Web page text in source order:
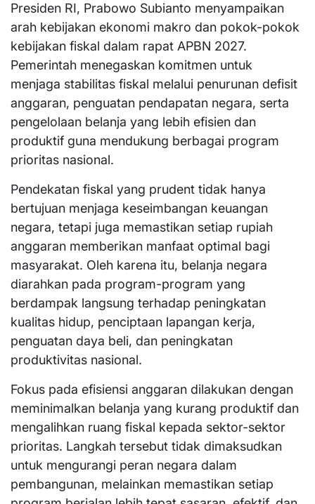
Presiden RI, Prabowo Subianto menyampaikan
arah kebijakan ekonomi makro dan pokok-pokok
kebijakan fiskal dalam rapat APBN 2027.
Pemerintah menegaskan komitmen untuk
menjaga stabilitas fiskal melalui penurunan defisit
anggaran, penguatan pendapatan negara, serta
pengelolaan belanja yang lebih efisien dan
produktif guna mendukung berbagai program
prioritas nasional.
Pendekatan fiskal yang prudent tidak hanya
bertujuan menjaga keseimbangan keuangan
negara, tetapi juga memastikan setiap rupiah
anggaran memberikan manfaat optimal bagi
masyarakat. Oleh karena itu, belanja negara
diarahkan pada program-program yang
berdampak langsung terhadap peningkatan
kualitas hidup, penciptaan lapangan kerja,
penguatan daya beli, dan peningkatan
produktivitas nasional.
Fokus pada efisiensi anggaran dilakukan dengan
meminimalkan belanja yang kurang produktif dan
mengalihkan ruang fiskal kepada sektor-sektor
prioritas. Langkah tersebut tidak dimaksudkan
untuk mengurangi peran negara dalam
pembangunan, melainkan memastikan setiap